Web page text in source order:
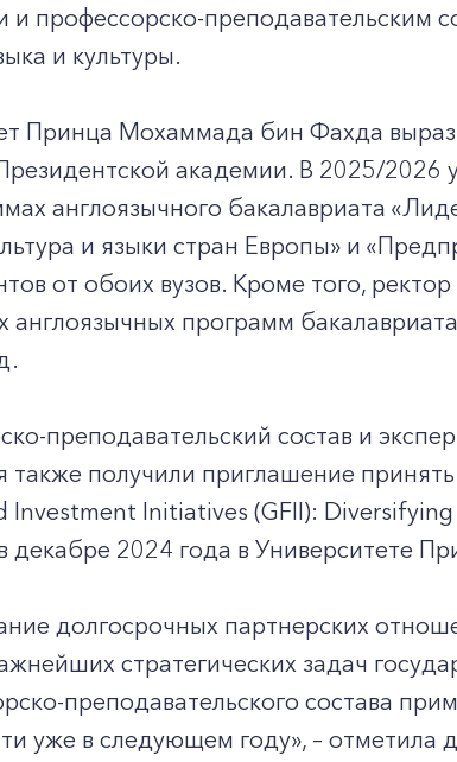
и профессорско-преподавательским
и культуры.
Принца Мохаммада бин Фахда
академии. В 2025/2026
англоязычного бакалавриата
и языки стран Европы» и
от обоих вузов. Кроме того,
англоязычных программ
преподавательский состав и
также получили приглашение
Investment Initiatives (GFII):
декабре 2024 года в Университете
долгосрочных партнерских
стратегических задач
преподавательского состава
уже в следующем году», – отметила